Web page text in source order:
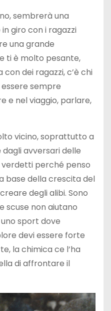
sembrerà una
giro con i ragazzi
una grande
ti è molto pesante,
dei ragazzi, c’è chi
sempre
e nel viaggio, parlare,
vicino, soprattutto a
avversari delle
perché penso
base della crescita del
degli alibi. Sono
scuse non aiutano
sport dove
devi essere forte
la chimica ce l’ha
di affrontare il